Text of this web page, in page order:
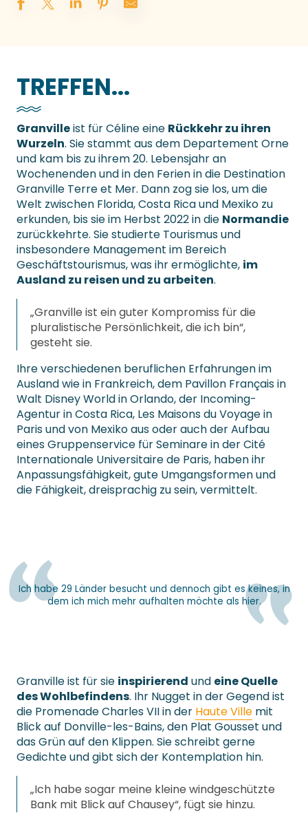
TREFFEN...
Granvilleist für Céline eine Rückkehr zu ihren
Wurzeln. Sie stammt aus dem Departement Orne
und kam bis zu ihrem 20. Lebensjahr an
Wochenenden und in den Ferien in die Destination
Granville Terre et Mer. Dann zog sie los, um die
Welt zwischen Florida, Costa Rica und Mexiko zu
erkunden, bis sie im Herbst 2022 in die Normandie
zurückkehrte. Sie studierte Tourismus und
insbesondere Management im Bereich
Geschäftstourismus, was ihr ermöglichte, im
Ausland zu reisen und zu arbeiten.
„Granville ist ein guter Kompromiss für die
pluralistische Persönlichkeit, die ich bin“,
gesteht sie.
Ihre verschiedenen beruflichen Erfahrungen im
Ausland wie in Frankreich, dem Pavillon Français in
Walt Disney World in Orlando, der Incoming-
Agentur in Costa Rica, Les Maisons du Voyage in
Paris und von Mexiko aus oder auch der Aufbau
eines Gruppenservice für Seminare in der Cité
Internationale Universitaire de Paris, haben ihr
Anpassungsfähigkeit, gute Umgangsformen und
die Fähigkeit, dreisprachig zu sein, vermittelt.
Ich habe 29 Länder besucht und dennoch gibt es keines, in
dem ich mich mehr aufhalten möchte als hier.
Granville ist für sie inspirierend und eine Quelle
des Wohlbefindens. Ihr Nugget in der Gegend ist
die Promenade Charles VII in der Haute Ville mit
Blick auf Donville-les-Bains, den Plat Gousset und
das Grün auf den Klippen. Sie schreibt gerne
Gedichte und gibt sich der Kontemplation hin.
„Ich habe sogar meine kleine windgeschützte
Bank mit Blick auf Chausey“, fügt sie hinzu.